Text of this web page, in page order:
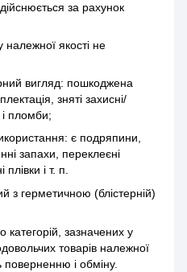
за рахунок
якості не
вигляд: пошкоджена
зняті захисні/
і пломби;
є подряпини,
запахи, переклеєні
плівки і т. п.
з герметичною (блістерній)
категорій, зазначених у
товарів належної
поверненню і обміну.